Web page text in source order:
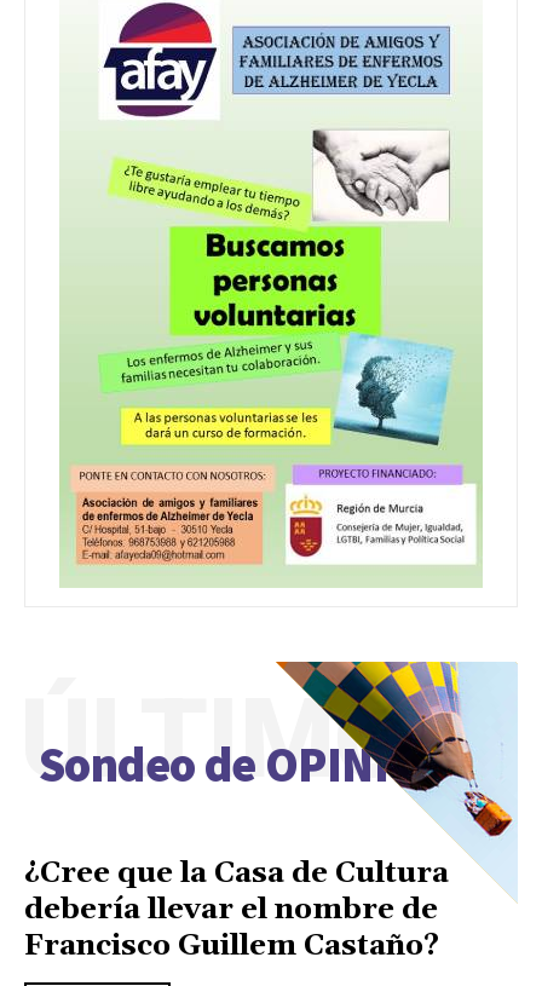
Sondeo de OPINIÓN
ÚLTIMO
¿Cree que la Casa de Cultura
debería llevar el nombre de
Francisco Guillem Castaño?